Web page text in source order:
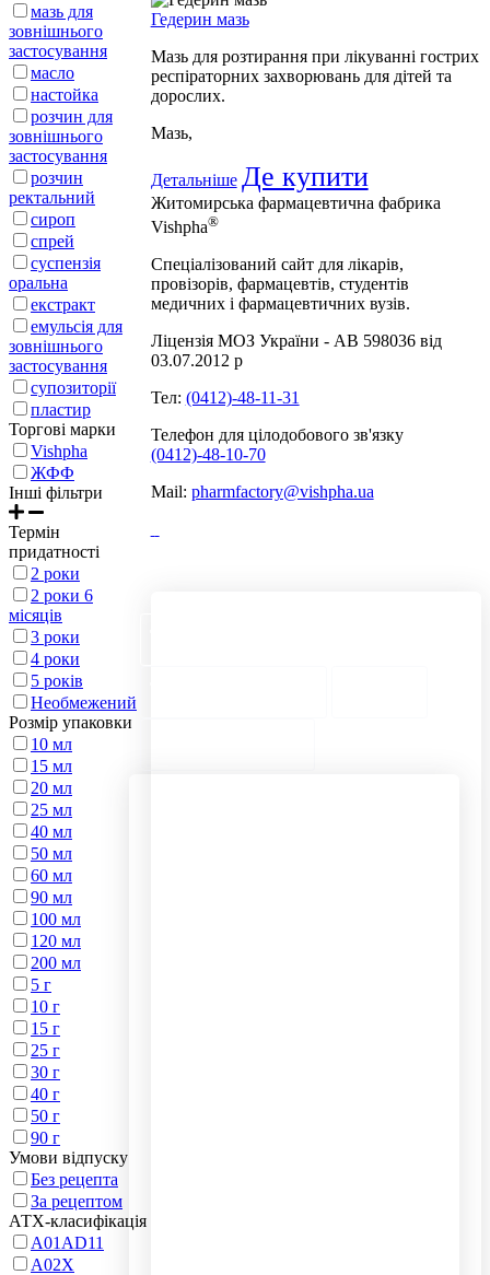
мазь для
зовнішнього
застосування
масло
настойка
розчин для
зовнішнього
застосування
розчин
ректальний
сироп
спрей
суспензія
оральна
екстракт
емульсія для
зовнішнього
застосування
супозиторії
пластир
Торгові марки
Vishpha
ЖФФ
Інші фільтри
Термін
придатності
2 роки
2 роки 6
місяців
3 роки
4 роки
5 років
Необмежений
Розмір упаковки
10 мл
15 мл
20 мл
25 мл
40 мл
50 мл
60 мл
90 мл
100 мл
120 мл
200 мл
5 г
10 г
15 г
25 г
30 г
40 г
50 г
90 г
Умови відпуску
Без рецепта
За рецептом
АТХ-класифікація
A01AD11
A02X
Гедерин мазь
Мазь для розтирання при лікуванні гострих
респіраторних захворювань для дітей та
дорослих.
Мазь,
Детальніше Де купити
Житомирська фармацевтична фабрика
Vishpha®
Спеціалізований сайт для лікарів,
провізорів, фармацевтів, студентів
медичних і фармацевтичних вузів.
Ліцензія МОЗ України - АВ 598036 від
03.07.2012 р
Тел: (0412)-48-11-31
Телефон для цілодобового зв'язку
(0412)-48-10-70
Mail: pharmfactory@vishpha.ua